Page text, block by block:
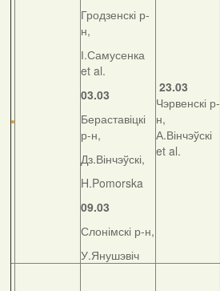
Гродзенскі р-
н,
І.Самусенка
et al.
03.03
Бераставіцкі
р-н,
Дз.Вінчэўскі,
H.Pomorska
09.03
Слонімскі р-н,
У.Янушэвіч
23.03
Чэрвенскі р-
н,
А.Вінчэўскі
et al.